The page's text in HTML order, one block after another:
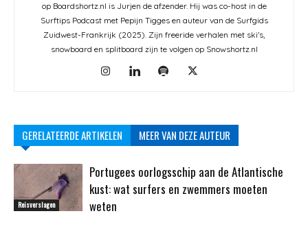
op Boardshortz.nl is Jurjen de afzender. Hij was co-host in de
Surftips Podcast met Pepijn Tigges en auteur van de Surfgids
Zuidwest-Frankrijk (2025). Zijn freeride verhalen met ski's,
snowboard en splitboard zijn te volgen op Snowshortz.nl
GERELATEERDE ARTIKELEN MEER VAN DEZE AUTEUR
Reisverslagen
Portugees oorlogsschip aan de Atlantische
kust: wat surfers en zwemmers moeten
weten